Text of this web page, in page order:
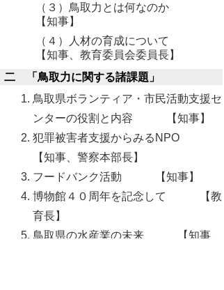
（３）鳥取力とは何なのか
【知事】
（４）人材の育成について
【知事、教育委員会委員長】
二 「鳥取力に関する諸課題」
鳥取県ボランティア・市民活動支援セ
ンターの役割と内容 【知事】
犯罪被害者支援からみるNPO
【知事、警察本部長】
フードバンク活動 【知事】
博物館４０周年を記念して 【教
育長】
鳥取県の水産業の未来 【知事、